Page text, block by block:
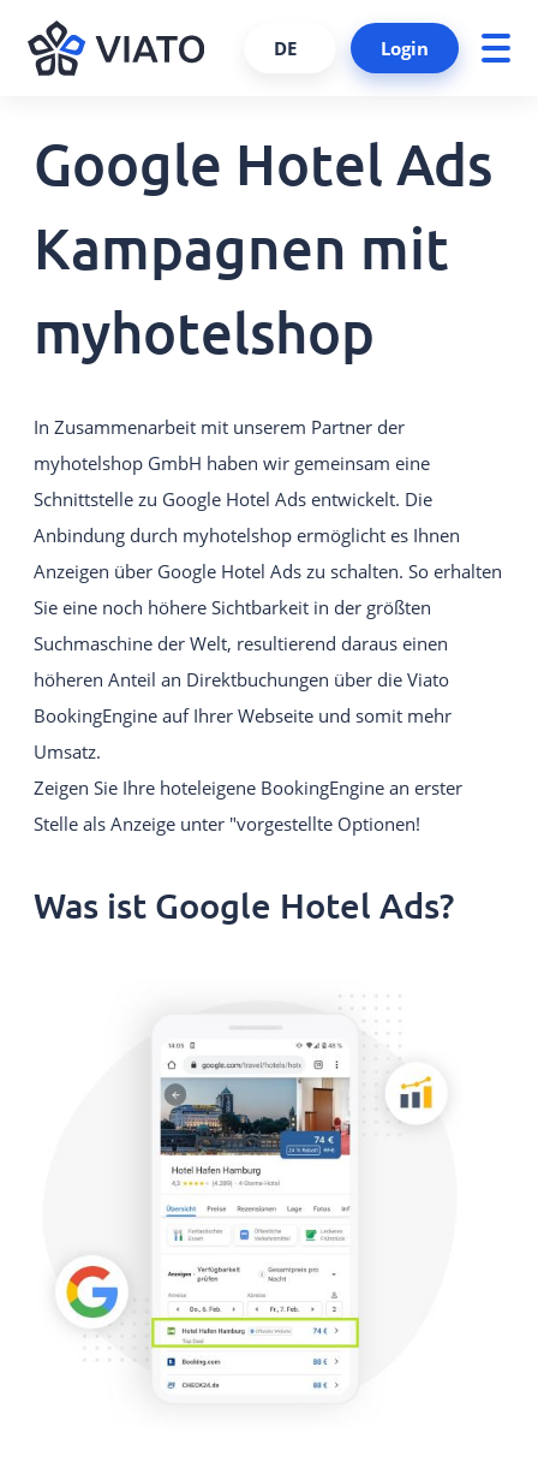
Über uns
Ansprechpartner
Kundenreferenzen
Partner werden
ALLE PRODUKTE UND SERVICES
Consulting, Support und mehr.
Wir behalten bei Ihren Buchungen den Überblick über
Schnittstellen und Plattformen.
VIATO BOOKINGENGINE
Ihre Website.
VIATO WEBSTARTER
Intuitives und einfach zu bedienendes
Webseiten-Baukastensystem.
EIGENE WEBSITE
Individuelle Viato Website.
VIATO KICKSTARTER
Gastgeber mit bis zu 20 Zimmer.
Presseportal
Viato Wissensfreitag
DE Login
Google Hotel Ads
Kampagnen mit
myhotelshop
In Zusammenarbeit mit unserem Partner der
myhotelshop GmbH haben wir gemeinsam eine
Schnittstelle zu Google Hotel Ads entwickelt. Die
Anbindung durch myhotelshop ermöglicht es Ihnen
Anzeigen über Google Hotel Ads zu schalten. So erhalten
Sie eine noch höhere Sichtbarkeit in der größten
Suchmaschine der Welt, resultierend daraus einen
höheren Anteil an Direktbuchungen über die Viato
BookingEngine auf Ihrer Webseite und somit mehr
Umsatz.
Zeigen Sie Ihre hoteleigene BookingEngine an erster
Stelle als Anzeige unter "vorgestellte Optionen!
Was ist Google Hotel Ads?